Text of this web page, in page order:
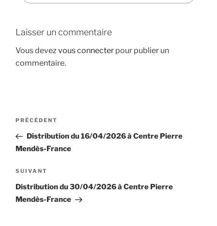
Laisser un commentaire
Vous devezvous connecter pour publier un
commentaire.
Navigation
l’article
Article
précédent
PRÉCÉDENT
Distribution du 16/04/2026 à Centre Pierre
Mendès-France
Article
suivant
SUIVANT
Distribution du 30/04/2026 à Centre Pierre
Mendès-France